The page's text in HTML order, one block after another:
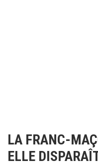
LA FRANC-
ELLE